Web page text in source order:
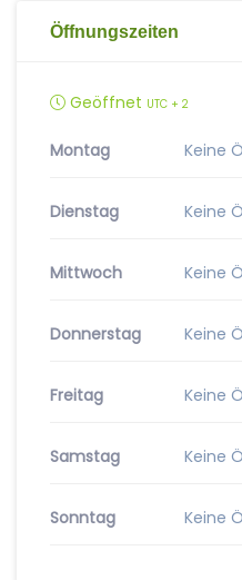
Öffnungszeiten
Geöffnet UTC + 2
Montag Keine
Dienstag Keine
Mittwoch Keine
Donnerstag Keine
Freitag Keine
Samstag Keine
Sonntag Keine